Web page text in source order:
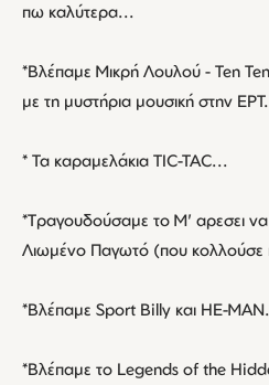
πω καλύτερα...
*Βλέπαμε Μικρή Λουλού - Ten
με τη μυστήρια μουσική στην
* Τα καραμελάκια TIC-TAC...
*Tραγουδούσαμε το Μ' αρεσει
Λιωμένο Παγωτό (που κολλούσε
*Βλέπαμε Sport Billy και ΗΕ-
*Bλέπαμε το Legends of the